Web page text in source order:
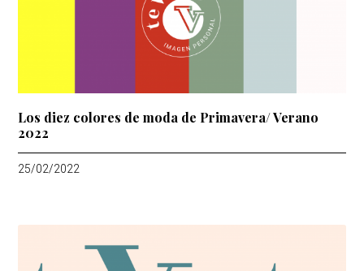
Los diez colores de moda de Primavera/ Verano
2022
25/02/2022